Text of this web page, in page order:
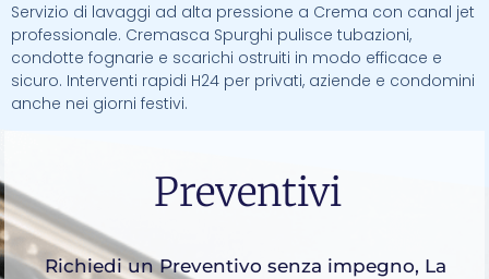
Servizio di lavaggi ad alta pressione a Crema con canal jet
professionale. Cremasca Spurghi pulisce tubazioni,
condotte fognarie e scarichi ostruiti in modo efficace e
sicuro. Interventi rapidi H24 per privati, aziende e condomini
anche nei giorni festivi.
Preventivi
Richiedi un Preventivo senza impegno, La